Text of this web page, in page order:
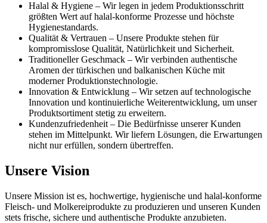
Halal & Hygiene – Wir legen in jedem Produktionsschritt
größten Wert auf halal-konforme Prozesse und höchste
Hygienestandards.
Qualität & Vertrauen – Unsere Produkte stehen für
kompromisslose Qualität, Natürlichkeit und Sicherheit.
Traditioneller Geschmack – Wir verbinden authentische
Aromen der türkischen und balkanischen Küche mit
moderner Produktionstechnologie.
Innovation & Entwicklung – Wir setzen auf technologische
Innovation und kontinuierliche Weiterentwicklung, um unser
Produktsortiment stetig zu erweitern.
Kundenzufriedenheit – Die Bedürfnisse unserer Kunden
stehen im Mittelpunkt. Wir liefern Lösungen, die Erwartungen
nicht nur erfüllen, sondern übertreffen.
Unsere Vision
Unsere Mission ist es, hochwertige, hygienische und halal-konforme
Fleisch- und Molkereiprodukte zu produzieren und unseren Kunden
stets frische, sichere und authentische Produkte anzubieten.